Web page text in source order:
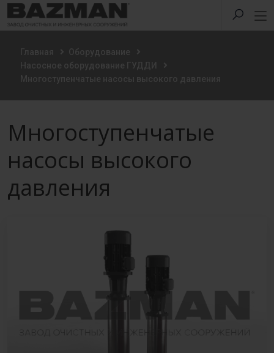
Главная
Оборудование
Насосное оборудование ГУДДИ
Многоступенчатые насосы высокого давления
Многоступенчатые
насосы высокого
давления